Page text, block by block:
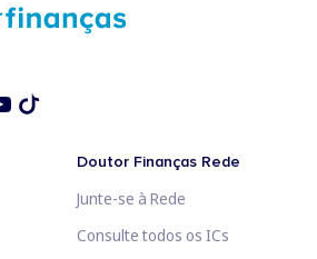
Doutor Finanças Rede
Junte-se à Rede
Consulte todos os ICs